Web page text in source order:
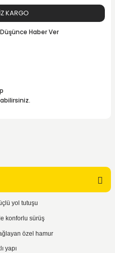
KARGO
Haber Ver
yol tutuşu
konforlu sürüş
özel hamur
yapı